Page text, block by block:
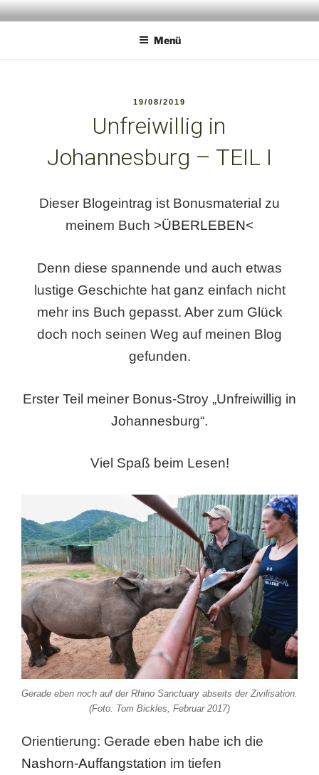
Zum
InhaltANIMALPERSON
Menü
VERÖFFENTLICHT
19/08/2019
Unfreiwillig in
Johannesburg – TEIL I
Dieser Blogeintrag ist Bonusmaterial zu
meinem Buch >ÜBERLEBEN<
Denn diese spannende und auch etwas
lustige Geschichte hat ganz einfach nicht
mehr ins Buch gepasst. Aber zum Glück
doch noch seinen Weg auf meinen Blog
gefunden.
Erster Teil meiner Bonus-Stroy „Unfreiwillig in
Johannesburg“.
Viel Spaß beim Lesen!
Gerade eben noch auf der Rhino Sanctuary abseits der Zivilisation.
(Foto: Tom Bickles, Februar 2017)
Orientierung: Gerade eben habe ich die
Nashorn-Auffangstation im tiefen